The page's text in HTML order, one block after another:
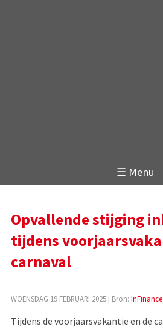
☰ Menu
Opvallende stijging
tijdens
carnaval
WOENSDAG 19 FEBRUARI 2025| Bron: InFinance
Tijdens de voorjaarsvakantie en de